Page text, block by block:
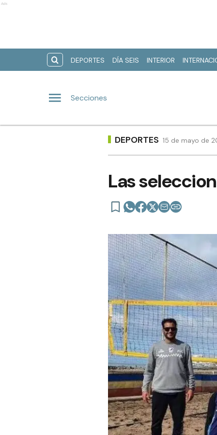
Ads
DEPORTES DÍA SEIS INTERIOR
Secciones
DEPORTES 15 de mayo de
Las